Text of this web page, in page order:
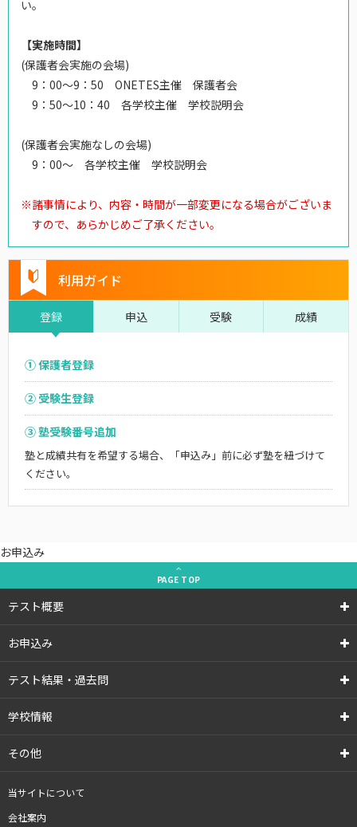
い。
【実施時間】
(保護者会実施の会場)
9：00～9：50 ONETES主催 保護者会
9：50～10：40 各学校主催 学校説明会
(保護者会実施なしの会場)
9：00～ 各学校主催 学校説明会
※諸事情により、内容・時間が一部変更になる場合がございま
すので、あらかじめご了承ください。
利用ガイド
登録 申込 受験 成績
① 保護者登録
② 受験生登録
③ 塾受験番号追加
塾と成績共有を希望する場合、「申込み」前に必ず塾を紐づけて
ください。
お申込み
PAGE TOP
テスト概要
お申込み
テスト結果・過去問
学校情報
その他
当サイトについて
会社案内